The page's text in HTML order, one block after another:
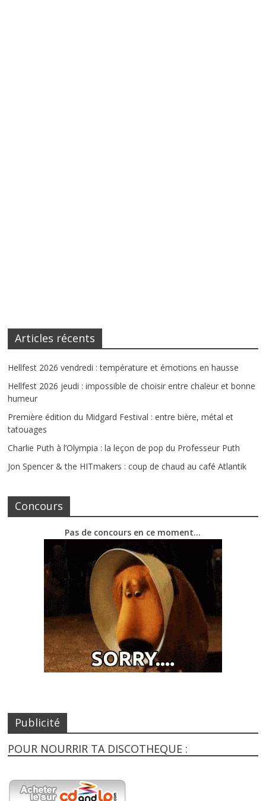
Articles récents
Hellfest 2026 vendredi : température et émotions en hausse
Hellfest 2026 jeudi : impossible de choisir entre chaleur et bonne
humeur
Première édition du Midgard Festival : entre bière, métal et
tatouages
Charlie Puth à l’Olympia : la leçon de pop du Professeur Puth
Jon Spencer & the HITmakers : coup de chaud au café Atlantik
Concours
Pas de concours en ce moment…
Publicité
POUR NOURRIR TA DISCOTHEQUE :